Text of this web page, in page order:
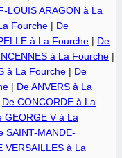
LOUIS ARAGON à La
Fourche | De
à La Fourche | De
à La Fourche |
à La Fourche | De
| De ANVERS à La
De CONCORDE à La
GEORGE V à La
SAINT-MANDE-
VERSAILLES à La